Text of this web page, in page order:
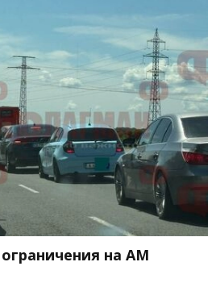
на АМ